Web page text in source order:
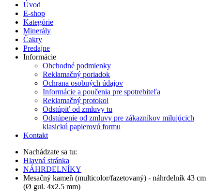
Úvod
E-shop
Kategórie
Minerály
Čakry
Predajne
Informácie
Obchodné podmienky
Reklamačný poriadok
Ochrana osobných údajov
Informácie a poučenia pre spotrebiteľa
Reklamačný protokol
Odstúpiť od zmluvy tu
Odstúpenie od zmluvy pre zákazníkov milujúcich
klasickú papierovú formu
Kontakt
Nachádzate sa tu:
Hlavná stránka
NÁHRDELNÍKY
Mesačný kameň (multicolor/fazetovaný) - náhrdelník 43 cm
(Ø gul. 4x2.5 mm)